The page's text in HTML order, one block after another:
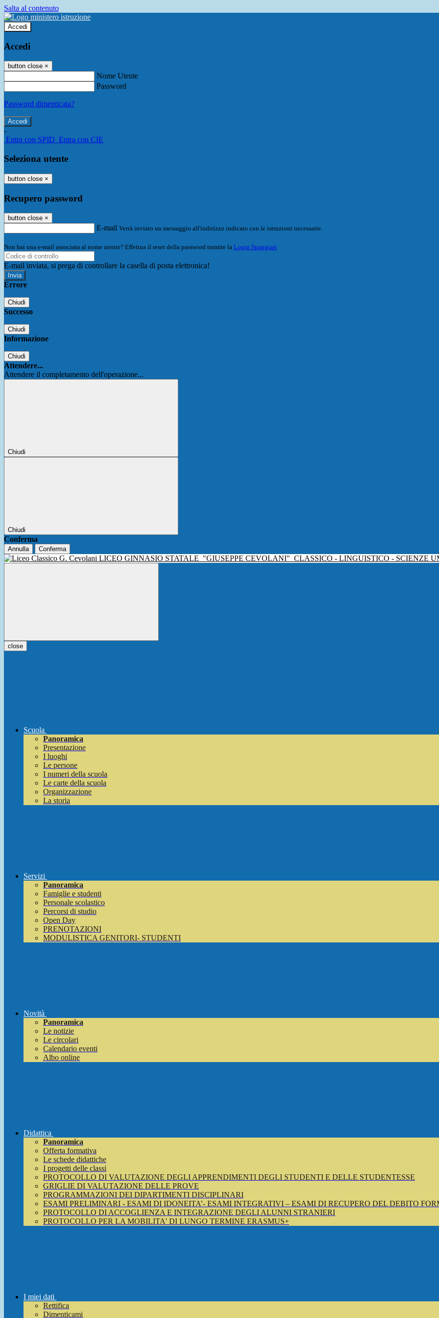
Salta al contenuto
Accedi
Accedi
button close ×
Nome Utente
Password
Password dimenticata?
-
Entra con SPID Entra con CIE
Seleziona utente
button close ×
Recupero password
button close ×
E-mail Verrà inviato un messaggio all'indirizzo indicato con le istruzioni necessarie.
Non hai una e-mail associata al nome utente? Effettua il reset della password tramite la Login Spaggiari
E-mail inviata, si prega di controllare la casella di posta elettronica!
Errore
Chiudi
Successo
Chiudi
Informazione
Chiudi
Attendere...
Attendere il completamento dell'operazione...
Chiudi
Chiudi
Conferma
Annulla Conferma
LICEO GINNASIO STATALE "GIUSEPPE CEVOLANI" CLASSICO - LINGUISTICO - SCIENZE
close
Scuola
Panoramica
Presentazione
I luoghi
Le persone
I numeri della scuola
Le carte della scuola
Organizzazione
La storia
Servizi
Panoramica
Famiglie e studenti
Personale scolastico
Percorsi di studio
Open Day
PRENOTAZIONI
MODULISTICA GENITORI- STUDENTI
Novità
Panoramica
Le notizie
Le circolari
Calendario eventi
Albo online
Didattica
Panoramica
Offerta formativa
Le schede didattiche
I progetti delle classi
PROTOCOLLO DI VALUTAZIONE DEGLI APPRENDIMENTI DEGLI STUDENTI E DELLE STUDENTESSE
GRIGLIE DI VALUTAZIONE DELLE PROVE
PROGRAMMAZIONI DEI DIPARTIMENTI DISCIPLINARI
ESAMI PRELIMINARI - ESAMI DI IDONEITA’- ESAMI INTEGRATIVI – ESAMI DI RECUPERO DEL DEBITO
PROTOCOLLO DI ACCOGLIENZA E INTEGRAZIONE DEGLI ALUNNI STRANIERI
PROTOCOLLO PER LA MOBILITA' DI LUNGO TERMINE ERASMUS+
I miei dati
Rettifica
Dimenticami